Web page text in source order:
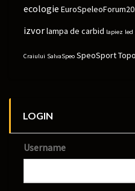
ecologie
izvorlampa de carbid lapiez led
Craiului SalvaSpeo SpeoSport
LOGIN
Username